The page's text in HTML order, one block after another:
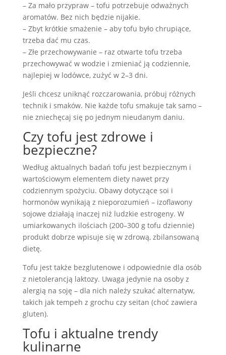
– Za mało przypraw – tofu potrzebuje odważnych
aromatów. Bez nich będzie nijakie.
– Zbyt krótkie smażenie – aby tofu było chrupiące,
trzeba dać mu czas.
– Złe przechowywanie – raz otwarte tofu trzeba
przechowywać w wodzie i zmieniać ją codziennie,
najlepiej w lodówce, zużyć w 2–3 dni.
Jeśli chcesz uniknąć rozczarowania, próbuj różnych
technik i smaków. Nie każde tofu smakuje tak samo –
nie zniechęcaj się po jednym nieudanym daniu.
Czy tofu jest zdrowe i
bezpieczne?
Według aktualnych badań tofu jest bezpiecznym i
wartościowym elementem diety nawet przy
codziennym spożyciu. Obawy dotyczące soi i
hormonów wynikają z nieporozumień – izoflawony
sojowe działają inaczej niż ludzkie estrogeny. W
umiarkowanych ilościach (200–300 g tofu dziennie)
produkt dobrze wpisuje się w zdrową, zbilansowaną
dietę.
Tofu jest także bezglutenowe i odpowiednie dla osób
z nietolerancją laktozy. Uwaga jedynie na osoby z
alergią na soję – dla nich należy szukać alternatyw,
takich jak tempeh z grochu czy seitan (choć zawiera
gluten).
Tofu i aktualne trendy
kulinarne